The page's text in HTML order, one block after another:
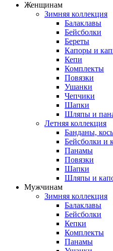
Женщинам
Зимняя коллекция
Балаклавы
Бейсболки
Береты
Капоры и
Кепи
Комплекты
Повязки
Ушанки
Чепчики
Шапки
Шляпы и
Летняя коллекция
Банданы,
Бейсболки и
Панамы
Повязки
Шапки
Шляпы и
Мужчинам
Зимняя коллекция
Балаклавы
Бейсболки
Кепки
Комплекты
Панамы